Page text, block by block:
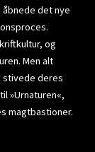
det nye
og
Men alt
stivede deres
»Urnaturen«,
magtbastioner.